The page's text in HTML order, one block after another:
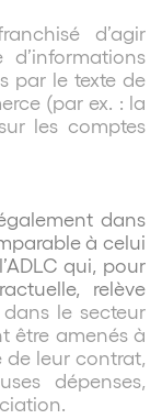
d’agir
par le texte de
(par ex. : la
les comptes
dans
à celui
qui, pour
relève
le secteur
être amenés à
leur contrat,
dépenses,